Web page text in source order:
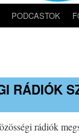
PODCASTOK
RÁDIÓK
rádiók